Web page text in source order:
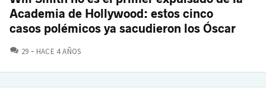
Academia de Hollywood: estos cinco
casos polémicos ya sacudieron los Óscar
29 COMENTARIOS
HACE 4 AÑOS